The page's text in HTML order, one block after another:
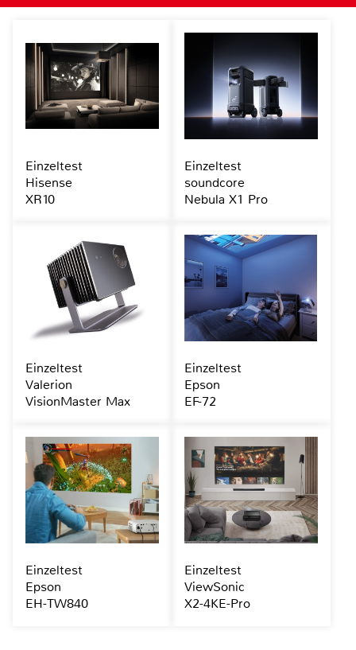
Einzeltest
Hisense
XR10
Einzeltest
soundcore
Nebula X1 Pro
Einzeltest
Valerion
VisionMaster Max
Einzeltest
Epson
EF-72
Einzeltest
Epson
EH-TW840
Einzeltest
ViewSonic
X2-4KE-Pro